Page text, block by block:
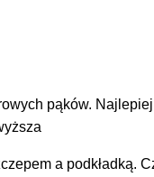
pąków.
a podkładką.